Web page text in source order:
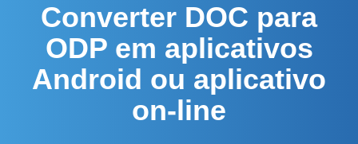
Converter DOC para
ODP em aplicativos
Android ou aplicativo
on-line